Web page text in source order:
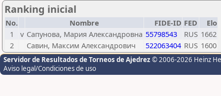
Ranking inicial
No. Nombre FIDE-ID FED
Elo
1
v Сапунова, Мария Александровна 55798543 RUS 1662
2
Савин, Максим Александрович 522063404 RUS 1600
Servidor de Resultados de Torneos de Ajedrez © 2006-2026 Heinz
Aviso legal/Condiciones de uso